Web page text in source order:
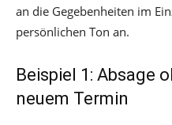
an die Gegebenheiten im
persönlichen Ton an.
Beispiel 1: Absage
neuem Termin